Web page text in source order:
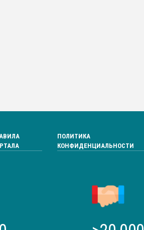
ПОЛИТИКА
КОНФИДЕНЦИАЛЬНОСТИ